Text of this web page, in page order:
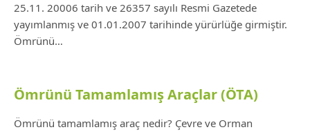
25.11. 20006 tarih ve 26357 sayılı Resmi Gazetede
yayımlanmış ve 01.01.2007 tarihinde yürürlüğe girmiştir.
Ömrünü…
Ömrünü Tamamlamış Araçlar (ÖTA)
Ömrünü tamamlamış araç nedir? Çevre ve Orman